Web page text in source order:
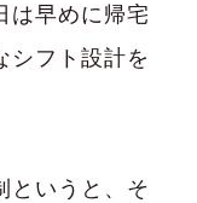
は早めに帰宅
シフト設計を
というと、そ